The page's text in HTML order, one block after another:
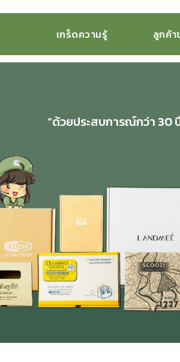
เกร็ดความรู้ ลูกค้า
“ด้วยประสบการณ์กว่า 30